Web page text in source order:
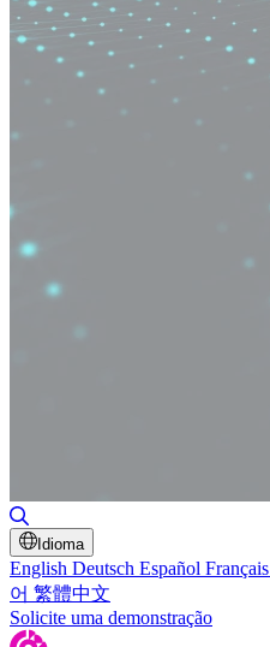
Idioma
English Deutsch Español Français
어 繁體中文
Solicite uma demonstração